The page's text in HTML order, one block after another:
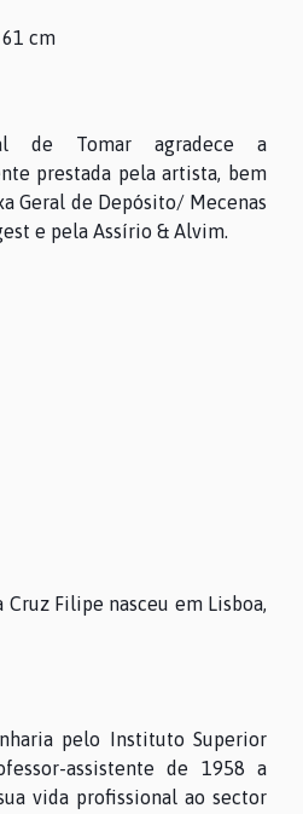
61 cm
de Tomar agradece a
prestada pela artista, bem
Geral de Depósito/ Mecenas
e pela Assírio & Alvim.
Filipe nasceu em Lisboa,
pelo Instituto Superior
assistente de 1958 a
vida profissional ao sector